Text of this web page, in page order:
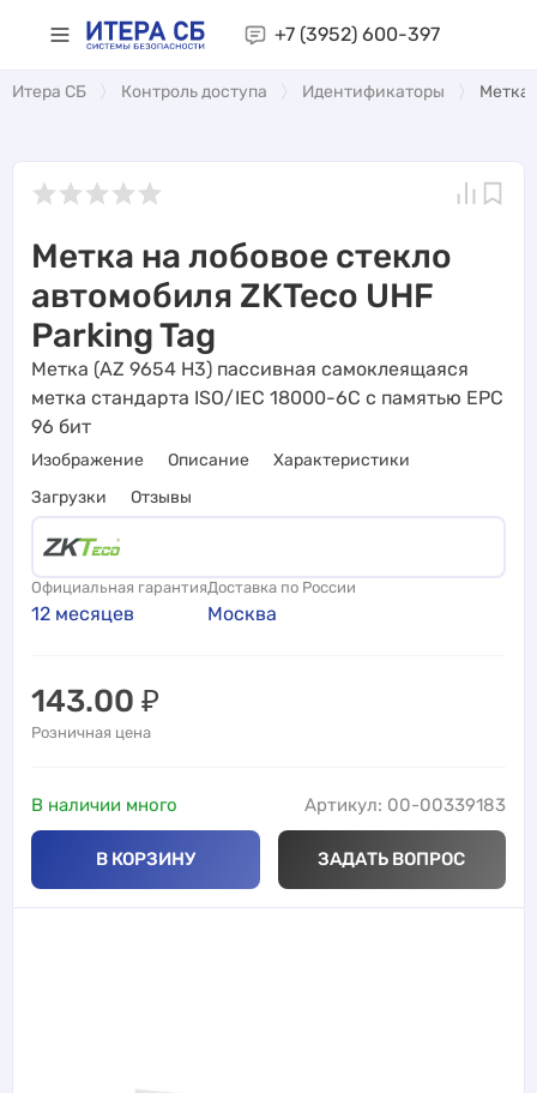
+7 (3952) 600-397
Итера СБ Контроль доступа Идентификаторы Метка
Метка на лобовое стекло
автомобиля ZKTeco UHF
Parking Tag
Метка (AZ 9654 H3) пассивная самоклеящаяся
метка стандарта ISO/IEC 18000-6C с памятью EPC
96 бит
Изображение Описание
Характеристики
Загрузки
Отзывы
Официальная гарантия
12 месяцев
Доставка по России
Москва
143.00 ₽
Розничная цена
В наличии много Артикул: 00-00339183
В КОРЗИНУ ЗАДАТЬ ВОПРОС